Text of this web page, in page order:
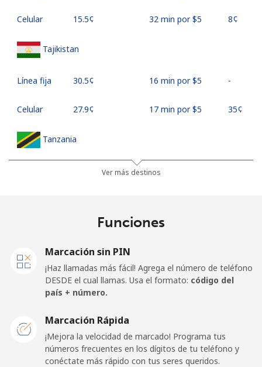
Celular ⁦15.5¢⁩ 32 min por ⁦$5⁩ ⁦8¢⁩
Tajikistan
Línea fija ⁦30.5¢⁩ 16 min por ⁦$5⁩ -
Celular ⁦27.9¢⁩ 17 min por ⁦$5⁩ ⁦35¢⁩
Tanzania
13 min por ⁦$5⁩
Línea fija
⁦3.9¢⁩
Togo
Línea fija ⁦42.5¢⁩ 11 min por ⁦$5⁩ -
Ver más destinos
Funciones
Marcación sin PIN
¡Haz llamadas más fácil! Agrega el número de teléfono
DESDE el cual llamas. Usa el formato: código del
país + número.
Marcación Rápida
¡Mejora la velocidad de marcado! Programa tus
números frecuentes en los dígitos de tu teléfono y
conéctate más rápido con tus seres queridos.